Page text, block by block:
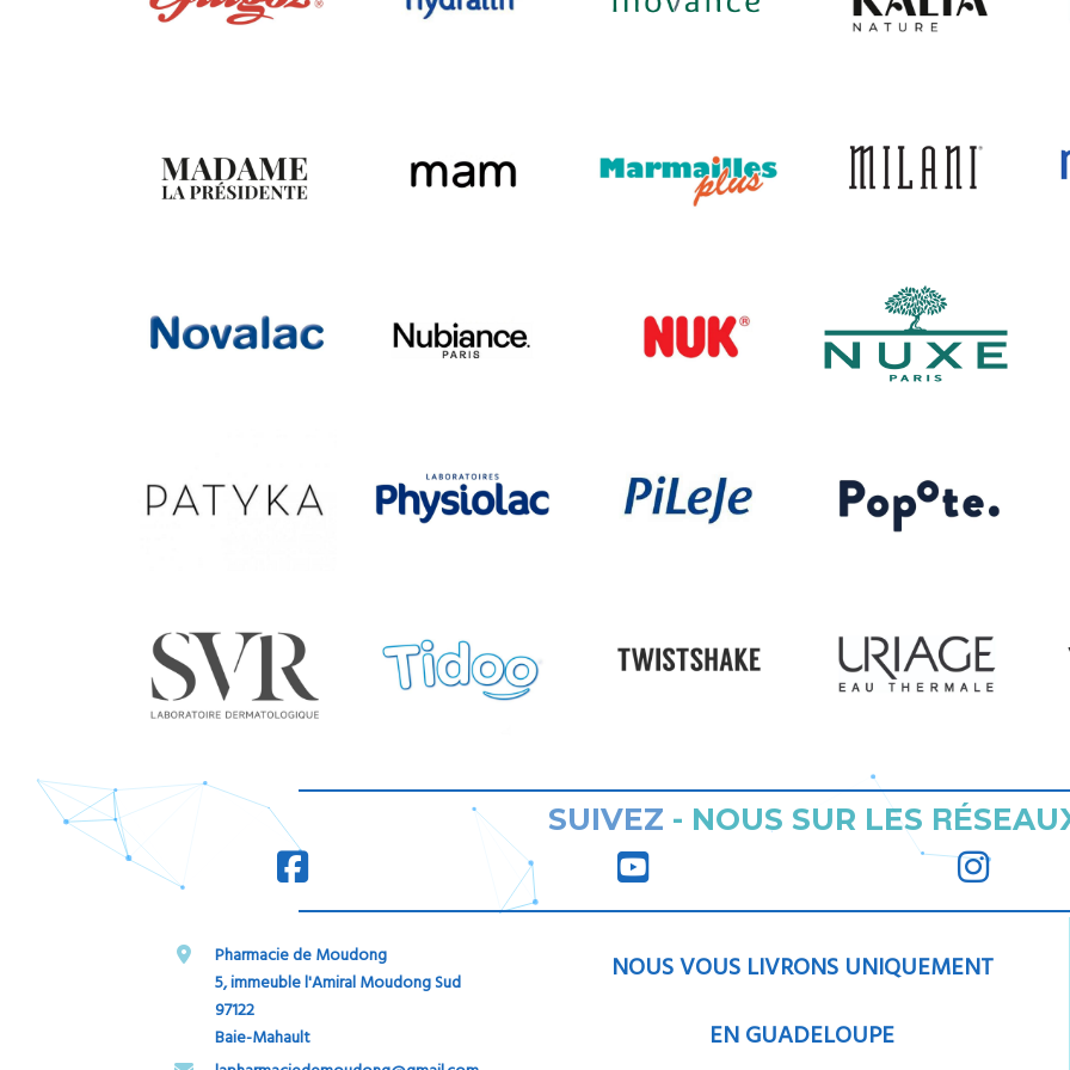
SUIVEZ - NOUS SUR LES RÉ
Pharmacie de Moudong
5, immeuble l'Amiral Moudong Sud
97122
Baie-Mahault
NOUS VOUS LIVRONS UNIQUEMENT
EN GUADELOUPE